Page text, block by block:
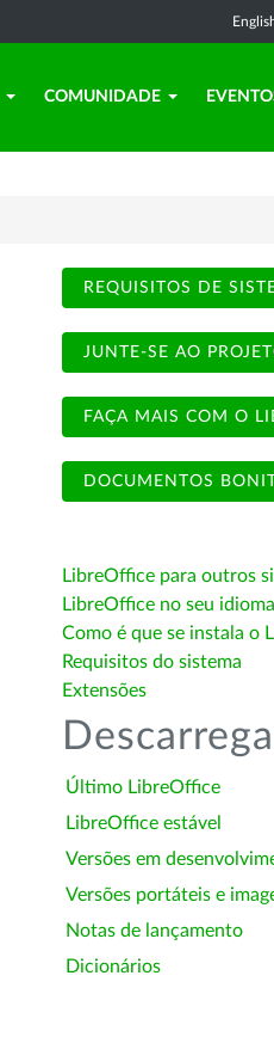
COMUNIDADE
REQUISITOS DE
JUNTE-SE AO
FAÇA MAIS COM O
DOCUMENTOS
LibreOffice para outros
LibreOffice no seu idioma
Como é que se instala o
Requisitos do sistema
Extensões
Último LibreOffice
LibreOffice estável
Versões em
Versões portáteis e
Notas de lançamento
Dicionários